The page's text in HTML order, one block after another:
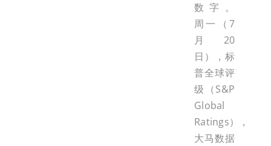
数字。
周一（7
月20
日），标
普全球评
级（S&P
Global
Ratings），
大马数据